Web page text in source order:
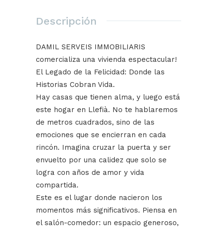
Descripción
DAMIL SERVEIS IMMOBILIARIS
comercializa una vivienda espectacular!
El Legado de la Felicidad: Donde las
Historias Cobran Vida.
Hay casas que tienen alma, y luego está
este hogar en Llefià. No te hablaremos
de metros cuadrados, sino de las
emociones que se encierran en cada
rincón. Imagina cruzar la puerta y ser
envuelto por una calidez que solo se
logra con años de amor y vida
compartida.
Este es el lugar donde nacieron los
momentos más significativos. Piensa en
el salón-comedor: un espacio generoso,